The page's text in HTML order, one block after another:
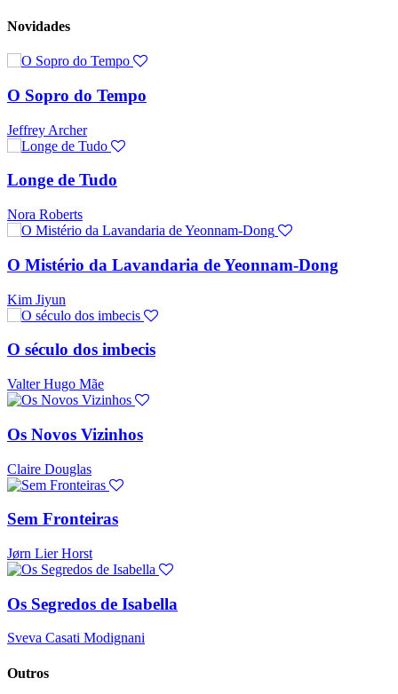
Novidades
O Sopro do Tempo
Jeffrey Archer
Longe de Tudo
Nora Roberts
O Mistério da Lavandaria de Yeonnam-Dong
Kim Jiyun
O século dos imbecis
Valter Hugo Mãe
Os Novos Vizinhos
Claire Douglas
Sem Fronteiras
Jørn Lier Horst
Os Segredos de Isabella
Sveva Casati Modignani
Outros